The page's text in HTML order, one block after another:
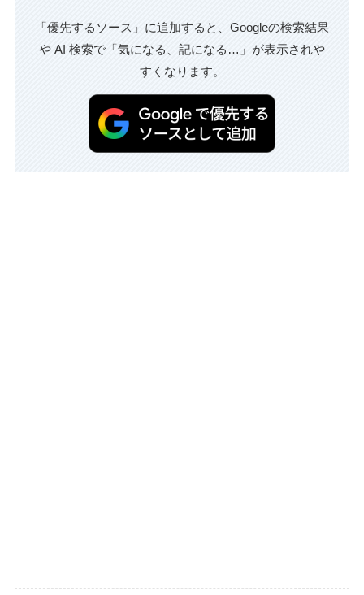
「優先するソース」に追加すると、Googleの検索結果
や AI 検索で「気になる、記になる…」が表示されや
すくなります。